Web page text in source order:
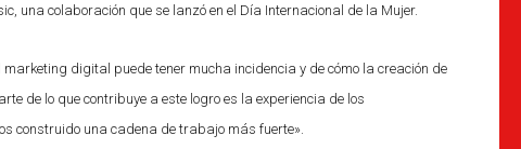
una colaboración que se lanzó en el Día Internacional de la Mujer.
marketing digital puede tener mucha incidencia y de cómo la creación de
de lo que contribuye a este logro es la experiencia de los
construido una cadena de trabajo más fuerte».